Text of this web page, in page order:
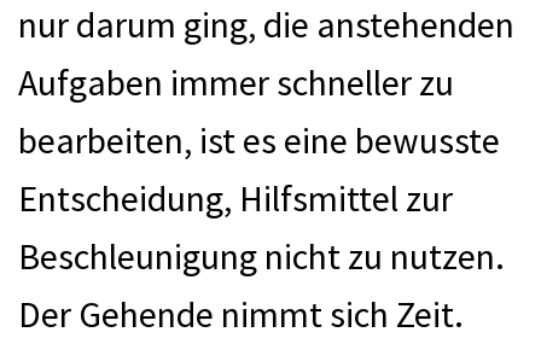
nur darum ging, die anstehenden
Aufgaben immer schneller zu
bearbeiten, ist es eine bewusste
Entscheidung, Hilfsmittel zur
Beschleunigung nicht zu nutzen.
Der Gehende nimmt sich Zeit.